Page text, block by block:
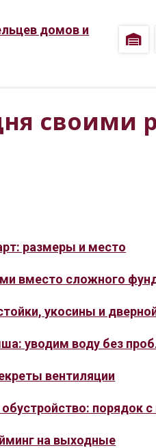
своими
размеры и место
вместо сложного
укосины и
уводим воду без
вентиляции
порядок с
на выходные